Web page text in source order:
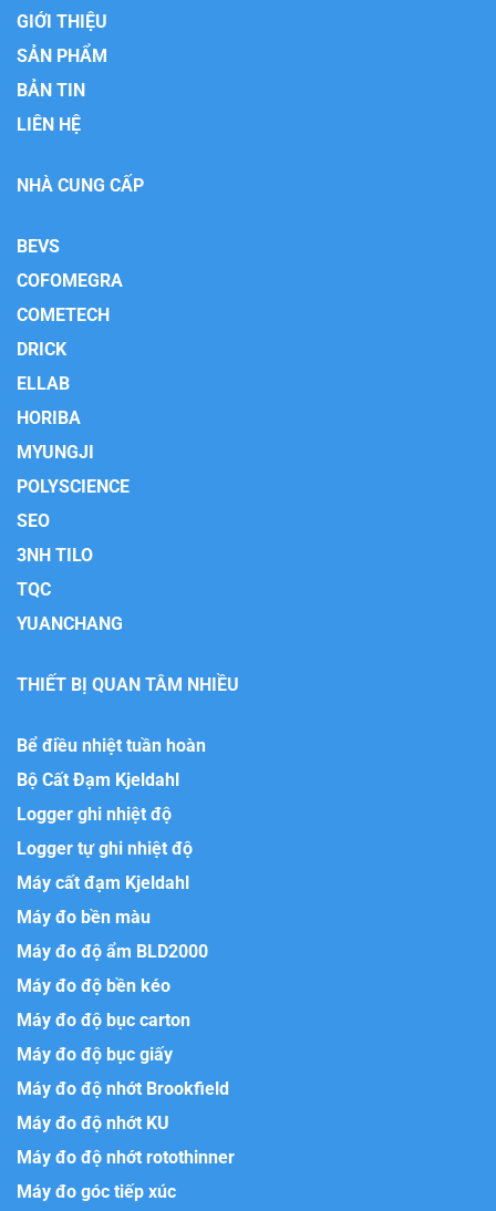
GIỚI THIỆU
SẢN PHẨM
BẢN TIN
LIÊN HỆ
NHÀ CUNG CẤP
BEVS
COFOMEGRA
COMETECH
DRICK
ELLAB
HORIBA
MYUNGJI
POLYSCIENCE
SEO
3NH TILO
TQC
YUANCHANG
THIẾT BỊ QUAN TÂM NHIỀU
Bể điều nhiệt tuần hoàn
Bộ Cất Đạm Kjeldahl
Logger ghi nhiệt độ
Logger tự ghi nhiệt độ
Máy cất đạm Kjeldahl
Máy đo bền màu
Máy đo độ ẩm BLD2000
Máy đo độ bền kéo
Máy đo độ bục carton
Máy đo độ bục giấy
Máy đo độ nhớt Brookfield
Máy đo độ nhớt KU
Máy đo độ nhớt rotothinner
Máy đo góc tiếp xúc